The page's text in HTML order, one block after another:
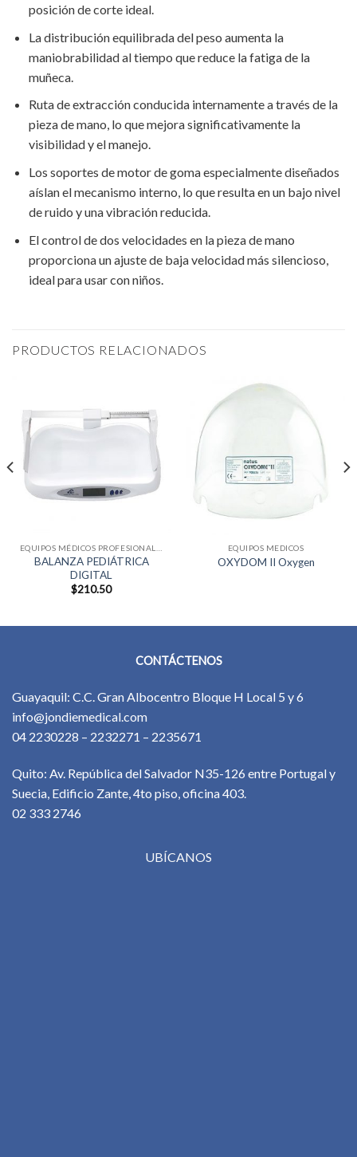
posición de corte ideal.
La distribución equilibrada del peso aumenta la
maniobrabilidad al tiempo que reduce la fatiga de la
muñeca.
Ruta de extracción conducida internamente a través de la
pieza de mano, lo que mejora significativamente la
visibilidad y el manejo.
Los soportes de motor de goma especialmente diseñados
aíslan el mecanismo interno, lo que resulta en un bajo nivel
de ruido y una vibración reducida.
El control de dos velocidades en la pieza de mano
proporciona un ajuste de baja velocidad más silencioso,
ideal para usar con niños.
PRODUCTOS RELACIONADOS
BALANZA PEDIÁTRICA
DIGITAL
$210.50
EQUIPOS MEDICOS
OXYDOM II Oxygen
CONTÁCTENOS
Guayaquil: C.C. Gran Albocentro Bloque H Local 5 y 6
info@jondiemedical.com
04 2230228 – 2232271 – 2235671
Quito: Av. República del Salvador N35-126 entre Portugal y
Suecia, Edificio Zante, 4to piso, oficina 403.
02 333 2746
UBÍCANOS